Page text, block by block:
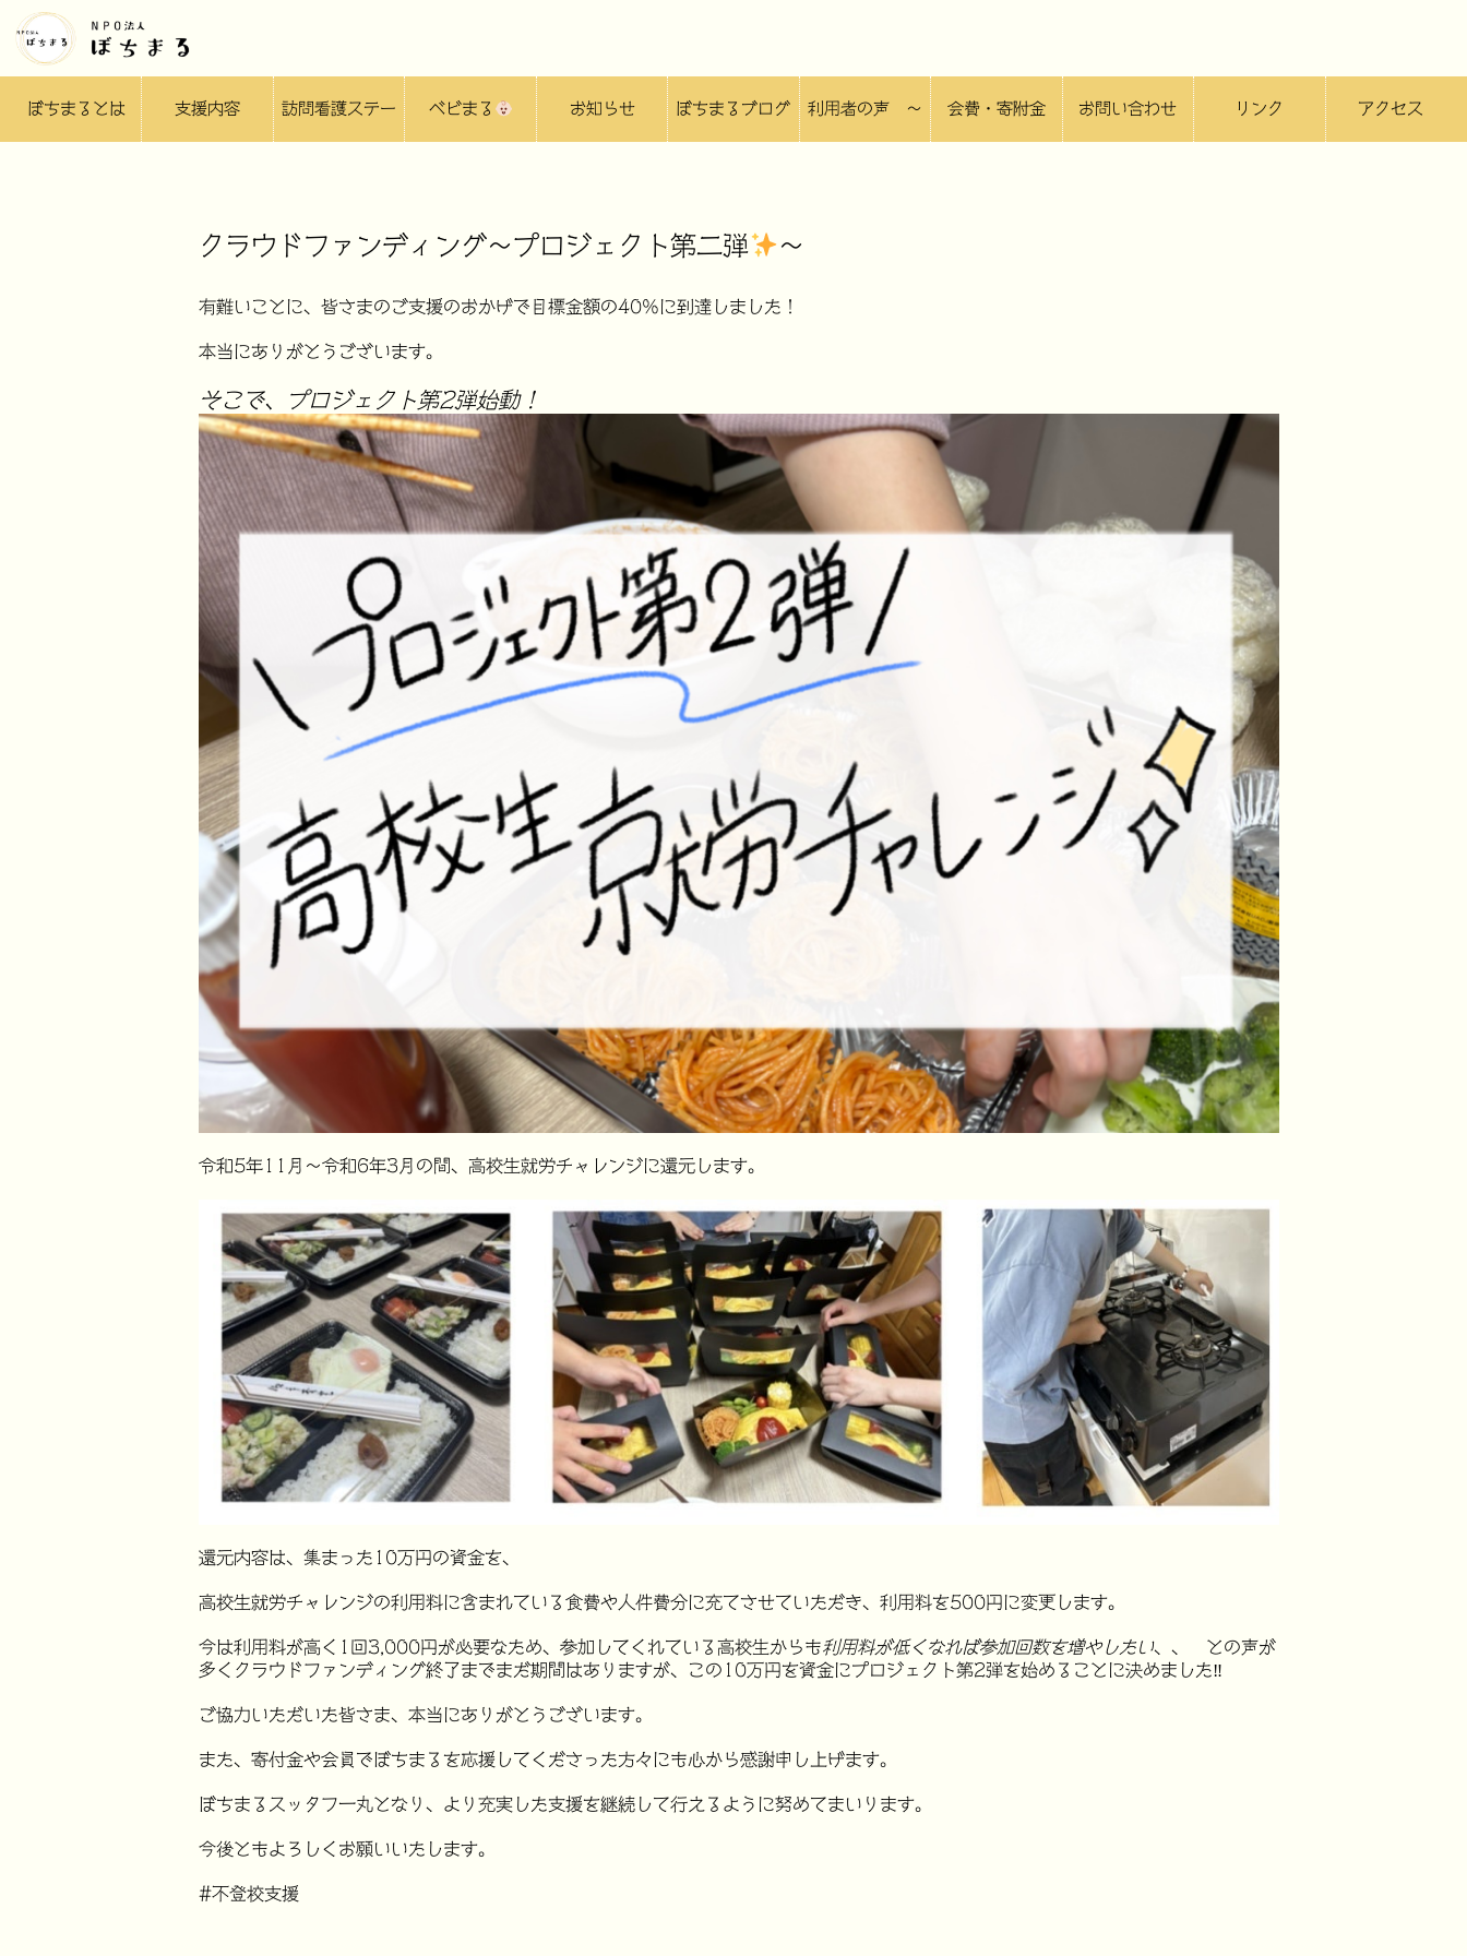
ぼちまるとは 支援内容 訪問看護ステー ベビまる お知らせ ぼちまるブログ 利用者の声 〜 会費・寄附金 お問い合わせ リンク アクセス
クラウドファンディング〜プロジェクト第二弾 〜
有難いことに、皆さまのご支援のおかげで 目標金額の40%に到達 しました！
本当にありがとうございます。
そこで、プロジェクト第2弾始動！
令和5年11月〜令和6年3月の間、高校生就労チャレンジに還元します。
還元内容は、集まった10万円の資金を、
高校生就労チャレンジの利用料に含まれている食費や人件費分に充てさせていただき、 利用料を500円に変更します。
今は利用料が高く1回3,000円が必要なため、参加してくれている高校生からも利用料が低くなれば参加回数を増やしたい、、 との声が
多くクラウドファンディング終了までまだ期間はありますが、この10万円を資金にプロジェクト第2弾を始めることに決めました‼︎
ご協力いただいた皆さま、本当にありがとうございます。
また、寄付金や会員でぼちまるを応援してくださった方々にも心から感謝申し上げます。
ぼちまるスッタフ一丸となり、より充実した支援を継続して行えるように努めてまいります。
今後ともよろしくお願いいたします。
#不登校支援